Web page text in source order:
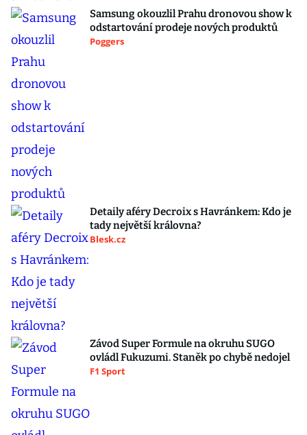
Samsung okouzlil Prahu dronovou show k
odstartování prodeje nových produktů
Poggers
Detaily aféry Decroix s Havránkem: Kdo je
tady největší královna?
Blesk.cz
Závod Super Formule na okruhu SUGO
ovládl Fukuzumi. Staněk po chybě nedojel
F1 Sport